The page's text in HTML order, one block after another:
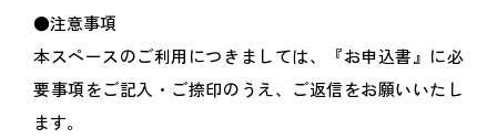
●注意事項
本スペースのご利用につきましては、『お申込書』に必
要事項をご記入・ご捺印のうえ、ご返信をお願いいたし
ます。